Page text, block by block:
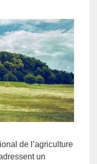
de l’agriculture
un